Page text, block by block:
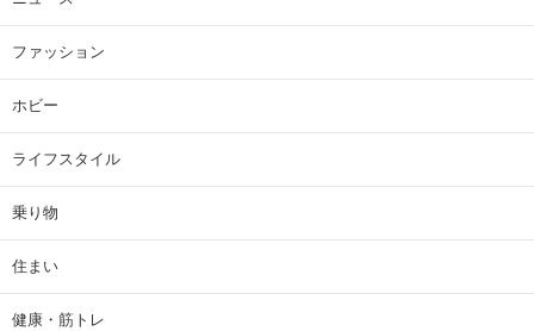
ファッション
ホビー
ライフスタイル
乗り物
住まい
健康・筋トレ